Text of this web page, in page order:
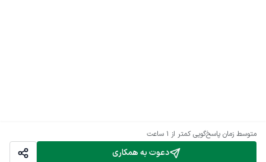
دعوت به همکاری
متوسط زمان پاسخ‌گویی کمتر از 1 ساعت